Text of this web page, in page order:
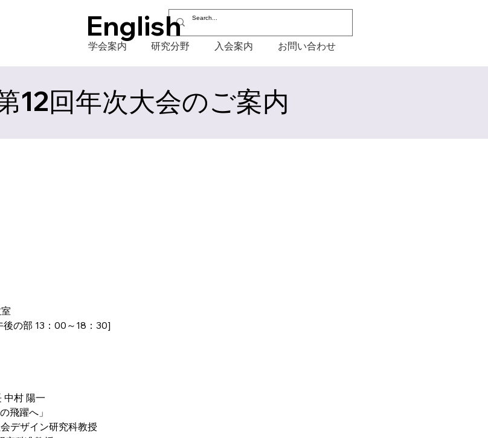
学会案内 研究分野 入会案内 お問い合わせ
English
12回年次大会のご案内
の部 13：00～18：30]
中村 陽一
飛躍へ」
デザイン研究科教授